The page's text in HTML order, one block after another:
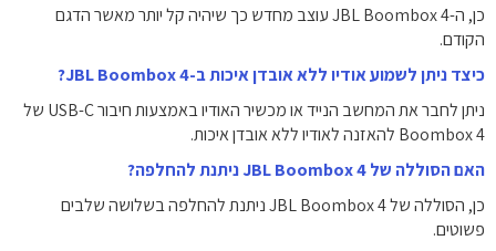
כן, ה-JBL Boombox 4 עוצב מחדש כך שיהיה קל יותר מאשר הדגם
הקודם.
כיצד ניתן לשמוע אודיו ללא אובדן איכות ב-JBL Boombox 4?
ניתן לחבר את המחשב הנייד או מכשיר האודיו באמצעות חיבור USB-C של
Boombox 4 להאזנה לאודיו ללא אובדן איכות.
האם הסוללה של JBL Boombox 4 ניתנת להחלפה?
כן, הסוללה של JBL Boombox 4 ניתנת להחלפה בשלושה שלבים
פשוטים.